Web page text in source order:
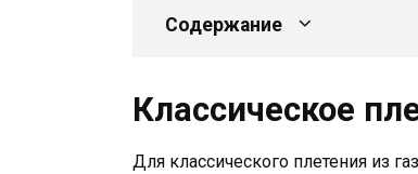
Содержание
Классическое
Для классического плетения из